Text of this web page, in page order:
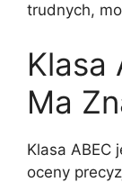
trudnych,
Klasa
Ma
Klasa ABEC
oceny